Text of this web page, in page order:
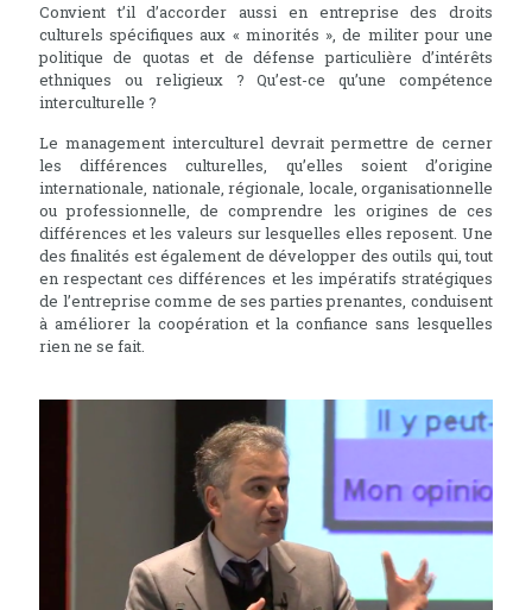
Convient t’il d’accorder aussi en entreprise des droits
culturels spécifiques aux « minorités », de militer pour une
politique de quotas et de défense particulière d’intérêts
ethniques ou religieux ? Qu’est-ce qu’une compétence
interculturelle ?
Le management interculturel devrait permettre de cerner
les différences culturelles, qu’elles soient d’origine
internationale, nationale, régionale, locale, organisationnelle
ou professionnelle, de comprendre les origines de ces
différences et les valeurs sur lesquelles elles reposent. Une
des finalités est également de développer des outils qui, tout
en respectant ces différences et les impératifs stratégiques
de l’entreprise comme de ses parties prenantes, conduisent
à améliorer la coopération et la confiance sans lesquelles
rien ne se fait.